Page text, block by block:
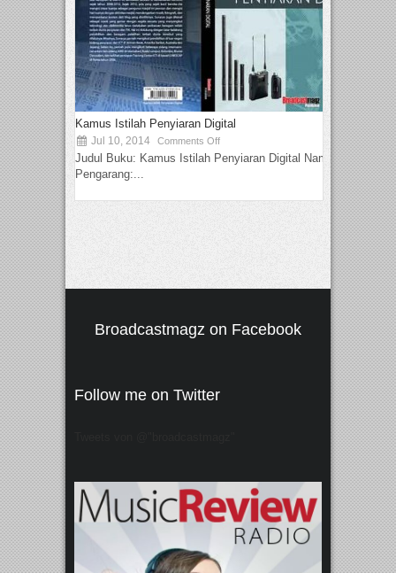
Kamus Istilah Penyiaran Digital
Jul 10, 2014 Comments Off
Judul Buku: Kamus Istilah Penyiaran Digital Nama
Pengarang:...
Broadcastmagz on Facebook
Follow me on Twitter